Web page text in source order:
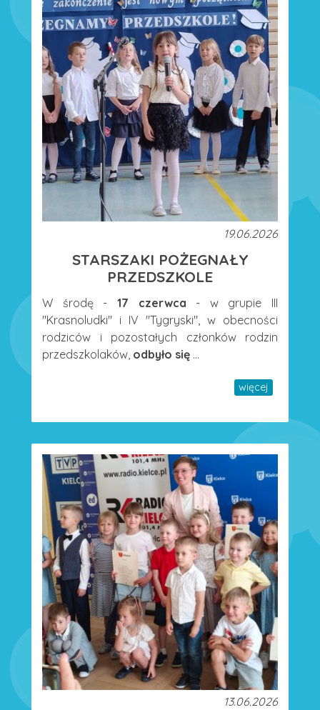
19.06.2026
STARSZAKI POŻEGNAŁY
PRZEDSZKOLE
W środę - 17 czerwca - w grupie III
"Krasnoludki" i IV "Tygryski", w obecności
rodziców i pozostałych członków rodzin
przedszkolaków, odbyło się ...
więcej
13.06.2026